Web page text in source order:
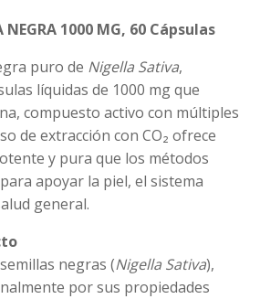
NEGRA 1000 MG, 60 Cápsulas
puro de Nigella Sativa,
líquidas de 1000 mg que
compuesto activo con múltiples
de extracción con CO₂ ofrece
y pura que los métodos
apoyar la piel, el sistema
general.
negras (Nigella Sativa),
por sus propiedades